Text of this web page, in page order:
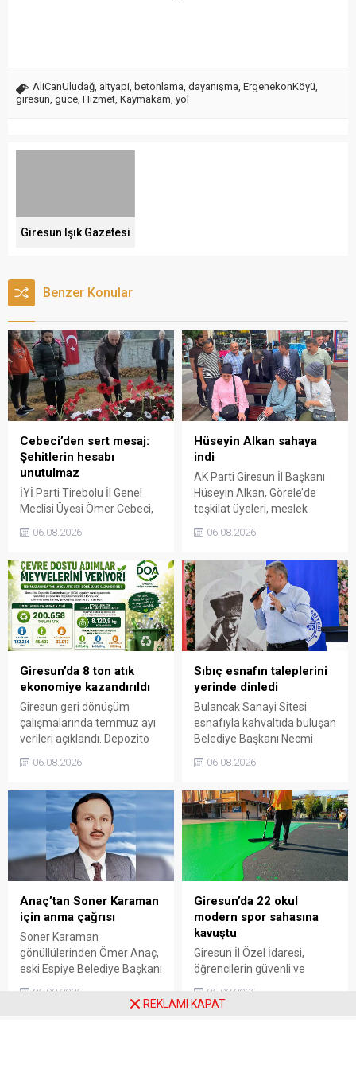
AliCanUludağ altyapi betonlama dayanışma ErgenekonKöyü
giresun güce Hizmet Kaymakam yol
Giresun Işık Gazetesi
Benzer Konular
Cebeci’den sert mesaj:
Şehitlerin hesabı
unutulmaz
İYİ Parti Tirebolu İl Genel
Meclisi Üyesi Ömer Cebeci,
Cemiyeti’nin Milli Mücadele
çekti. Cebeci, Giresun’un
bağımsızlık mücadelesinde
üstlendiği tarihi
sorumluluğun gelecek
nesillere doğru anlatılması
gerektiğini söyledi.
06.08.2026
Hüseyin Alkan sahaya
indi
AK Parti Giresun İl Başkanı
Hüseyin Alkan, Görele’de
teşkilat üyeleri, meslek
gelerek talep ve beklentileri
06.08.2026
Giresun’da 8 ton atık
ekonomiye kazandırıldı
Giresun geri dönüşüm
çalışmalarında temmuz ayı
verileri açıklandı. Depozito
uygulamasına destek veren
ambalajın çöpe gitmesini
06.08.2026
Sıbıç esnafın taleplerini
yerinde dinledi
Bulancak Sanayi Sitesi
esnafıyla kahvaltıda buluşan
Belediye Başkanı Necmi
planlanan çalışmaları
da yaşadığı sorunları ve
beklentilerini doğrudan
Başkan Sıbıç’a aktardı.
06.08.2026
Anaç’tan Soner Karaman
için anma çağrısı
Soner Karaman
gönüllülerinden Ömer Anaç,
eski Espiye Belediye Başkanı
06.08.2026
Giresun’da 22 okul
modern spor sahasına
kavuştu
Giresun İl Özel İdaresi,
öğrencilerin güvenli ve
yapabilmesi amacıyla 22
06.08.2026
REKLAMI KAPAT